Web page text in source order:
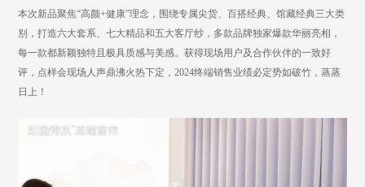
本次新品聚焦“高颜+健康”理念，围绕专属尖货、百搭经典、馆藏经典三大类
别，打造六大套系、七大精品和五大客厅纱，多款品牌独家爆款华丽亮相，
每一款都新颖独特且极具质感与美感。获得现场用户及合作伙伴的一致好
评， 点样会现场人声鼎沸火热下定，2024终端销售业绩必定势如破竹 ，蒸蒸
日上 ！